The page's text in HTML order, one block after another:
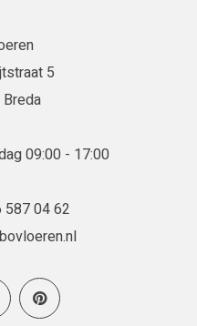
5
09:00 - 17:00
587 04 62